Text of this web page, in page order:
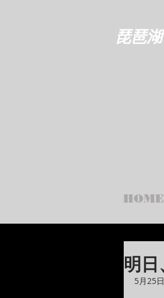
琵琶
HOME
明
5月25